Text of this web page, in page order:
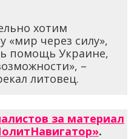
хотим
«мир через силу»,
помощь Украине,
–
литовец.
за материал
.